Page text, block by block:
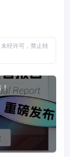
经许可，禁止转